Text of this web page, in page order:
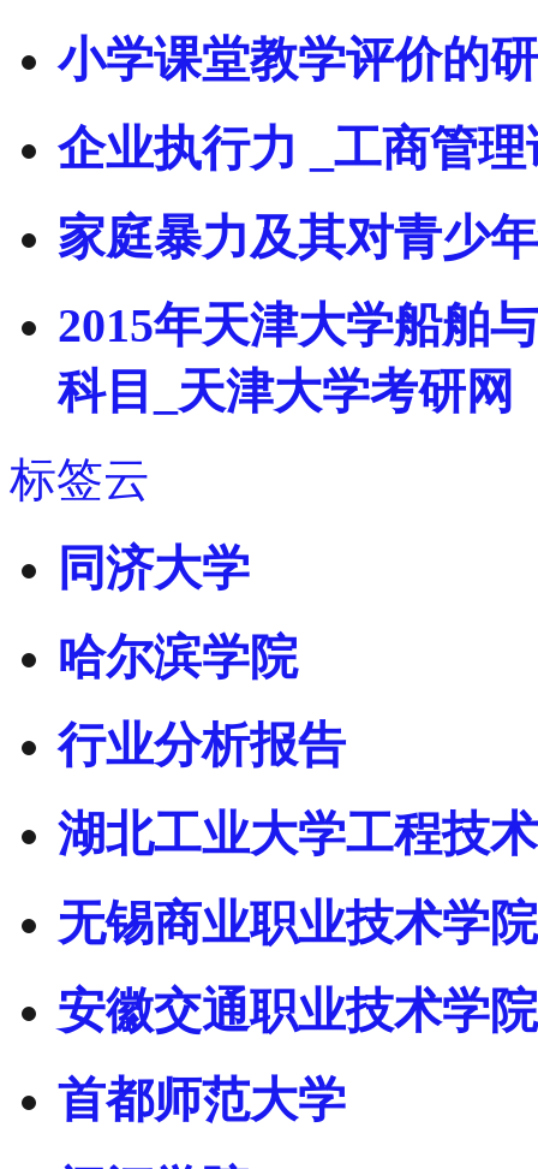
小学课堂教学评价的
企业执行力 _工商管
家庭暴力及其对青少
2015年天津大学船舶
科目_天津大学考研网
标签云
同济大学
哈尔滨学院
行业分析报告
湖北工业大学工程技
无锡商业职业技术学院
安徽交通职业技术学院
首都师范大学